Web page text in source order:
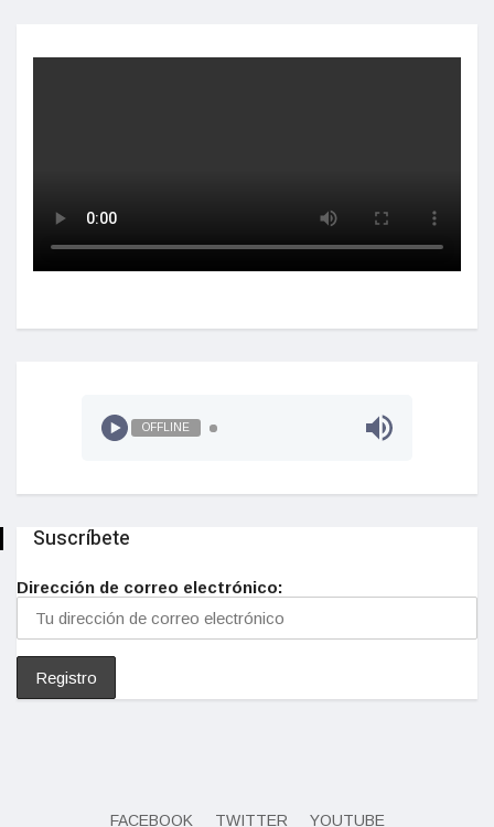
OFFLINE
Suscríbete
Dirección de correo electrónico:
FACEBOOK TWITTER YOUTUBE